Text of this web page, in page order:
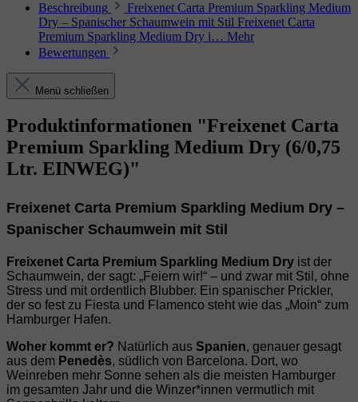
Beschreibung
Freixenet Carta Premium Sparkling Medium
Dry – Spanischer Schaumwein mit Stil Freixenet Carta
Premium Sparkling Medium Dry i… Mehr
Bewertungen
Menü schließen
Produktinformationen "Freixenet Carta
Premium Sparkling Medium Dry (6/0,75
Ltr. EINWEG)"
Freixenet Carta Premium Sparkling Medium Dry –
Spanischer Schaumwein mit Stil
Freixenet Carta Premium Sparkling Medium Dry ist der
Schaumwein, der sagt: „Feiern wir!“ – und zwar mit Stil, ohne
Stress und mit ordentlich Blubber. Ein spanischer Prickler,
der so fest zu Fiesta und Flamenco steht wie das „Moin“ zum
Hamburger Hafen.
Woher kommt er? Natürlich aus Spanien, genauer gesagt
aus dem Penedès, südlich von Barcelona. Dort, wo
Weinreben mehr Sonne sehen als die meisten Hamburger
im gesamten Jahr und die Winzer*innen vermutlich mit